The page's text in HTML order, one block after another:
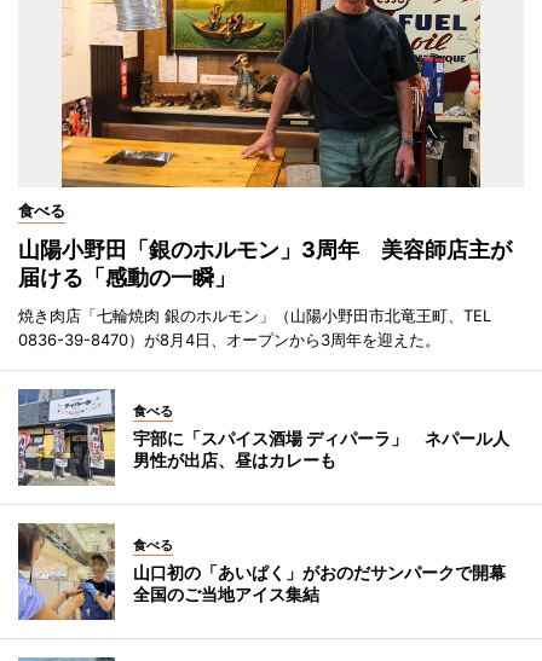
食べる
山陽小野田「銀のホルモン」3周年 美容師店主が
届ける「感動の一瞬」
焼き肉店「七輪焼肉 銀のホルモン」（山陽小野田市北竜王町、TEL
0836-39-8470）が8月4日、オープンから3周年を迎えた。
食べる
宇部に「スパイス酒場 ディパーラ」 ネパール人
男性が出店、昼はカレーも
食べる
山口初の「あいぱく」がおのだサンパークで開幕
全国のご当地アイス集結